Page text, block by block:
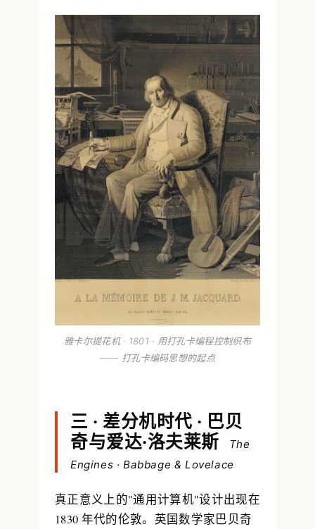
雅卡尔提花机 · 1801 · 用打孔卡编程控制织布
—— 打孔卡编码思想的起点
三 · 差分机时代 · 巴贝
奇与爱达·洛夫莱斯
The
Engines · Babbage & Lovelace
真正意义上的"通用计算机"设计出现在
1830 年代的伦敦。英国数学家巴贝奇